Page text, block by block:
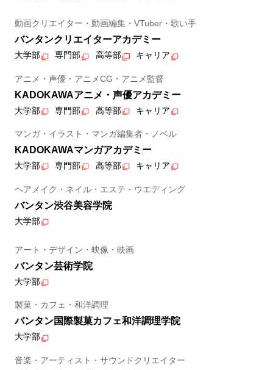
動画クリエイター・動画編集・VTuber・歌い手
バンタンクリエイターアカデミー
大学部 専門部 高等部 キャリア
アニメ・声優・アニメCG・アニメ監督
KADOKAWAアニメ・声優アカデミー
大学部 専門部 高等部 キャリア
マンガ・イラスト・マンガ編集者・ノベル
KADOKAWAマンガアカデミー
大学部 専門部 高等部 キャリア
ヘアメイク・ネイル・エステ・ウエディング
バンタン渋谷美容学院
大学部
アート・デザイン・映像・映画
バンタン芸術学院
大学部
製菓・カフェ・和洋調理
バンタン国際製菓カフェ和洋調理学院
大学部
音楽・アーティスト・サウンドクリエイター